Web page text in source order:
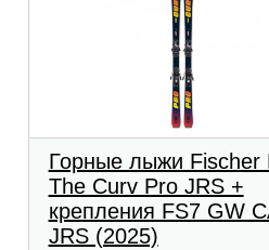
Горные лыжи Fischer
The Curv Pro JRS +
крепления FS7 GW
JRS (2025)